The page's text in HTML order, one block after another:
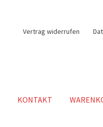
Vertrag widerrufen
KONTAKT